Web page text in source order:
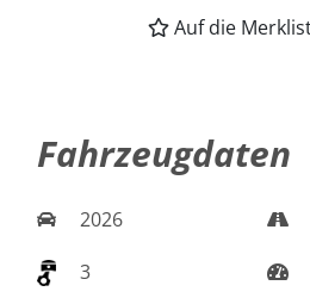
Auf die
Fahrzeugdaten
2026
3